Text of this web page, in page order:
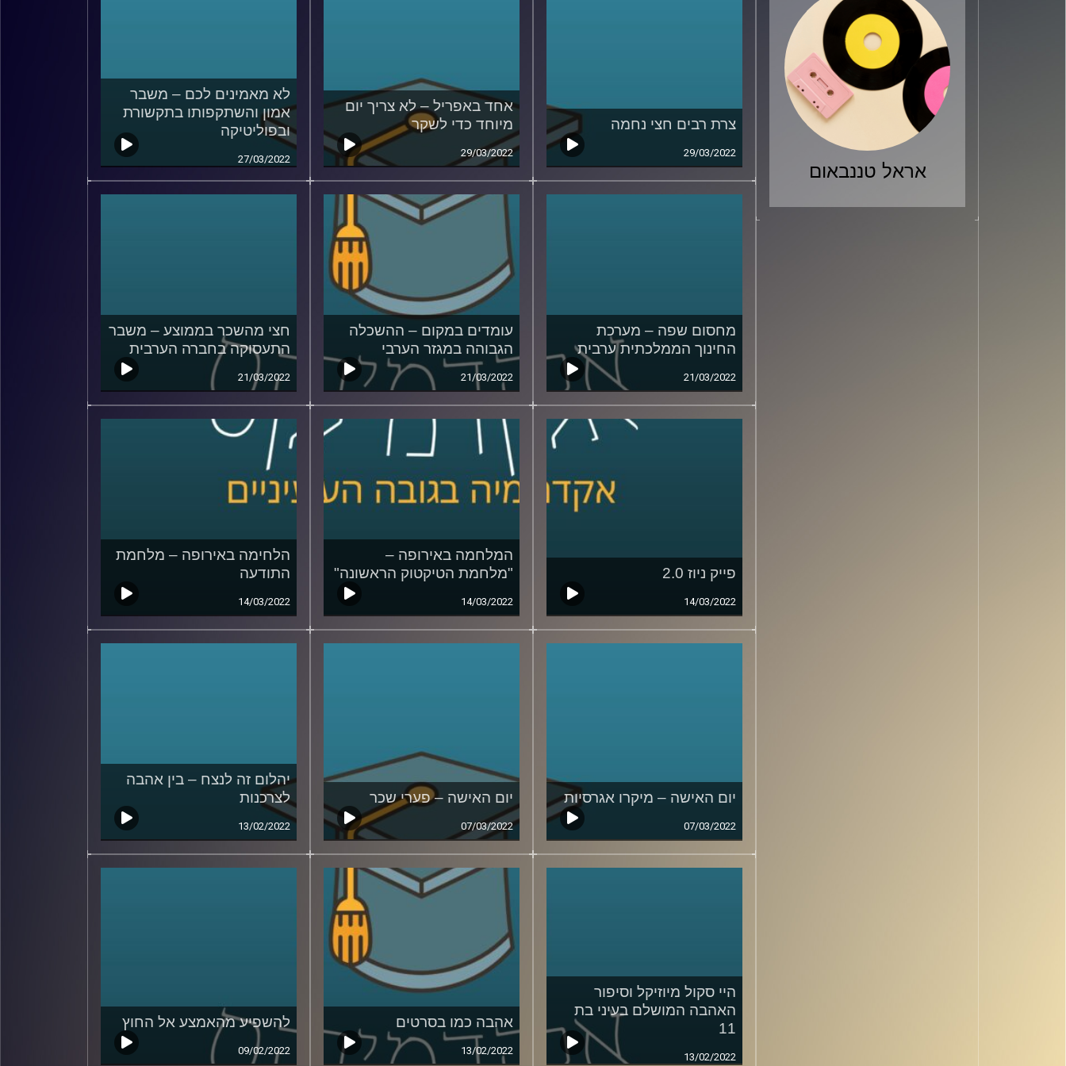
אראל טננבאום
צרת רבים חצי נחמה
29/03/2022
אחד באפריל – לא צריך יום
מיוחד כדי לשקר
29/03/2022
לא מאמינים לכם – משבר
אמון והשתקפותו בתקשורת
ובפוליטיקה
27/03/2022
מחסום שפה – מערכת
החינוך הממלכתית ערבית
21/03/2022
עומדים במקום – ההשכלה
הגבוהה במגזר הערבי
21/03/2022
חצי מהשכר בממוצע – משבר
התעסוקה בחברה הערבית
21/03/2022
פייק ניוז 2.0
14/03/2022
המלחמה באירופה –
"מלחמת הטיקטוק הראשונה"
14/03/2022
הלחימה באירופה – מלחמת
התודעה
14/03/2022
יום האישה – מיקרו אגרסיות
07/03/2022
יום האישה – פערי שכר
07/03/2022
יהלום זה לנצח – בין אהבה
לצרכנות
13/02/2022
היי סקול מיוזיקל וסיפור
האהבה המושלם בעיני בת
11
13/02/2022
אהבה כמו בסרטים
13/02/2022
להשפיע מהאמצע אל החוץ
09/02/2022